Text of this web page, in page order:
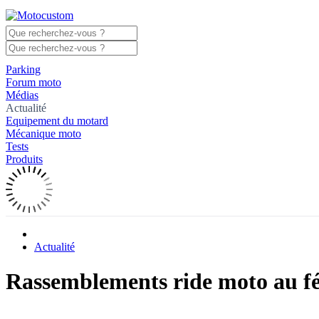
Parking
Forum moto
Médias
Actualité
Equipement du motard
Mécanique moto
Tests
Produits
Actualité
Rassemblements ride moto au